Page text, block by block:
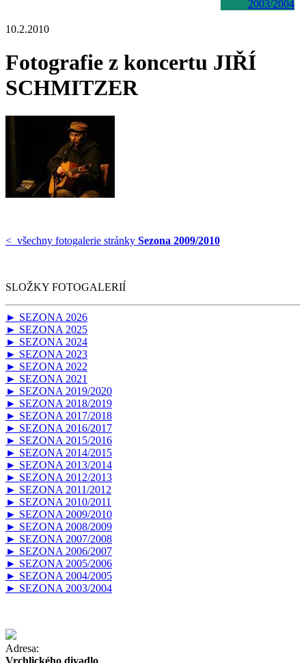
2003/2004
10.2.2010
Fotografie z koncertu JIŘÍ
SCHMITZER
< všechny fotogalerie stránky Sezona 2009/2010
SLOŽKY FOTOGALERIÍ
► SEZONA 2026
► SEZONA 2025
► SEZONA 2024
► SEZONA 2023
► SEZONA 2022
► SEZONA 2021
► SEZONA 2019/2020
► SEZONA 2018/2019
► SEZONA 2017/2018
► SEZONA 2016/2017
► SEZONA 2015/2016
► SEZONA 2014/2015
► SEZONA 2013/2014
► SEZONA 2012/2013
► SEZONA 2011/2012
► SEZONA 2010/2011
► SEZONA 2009/2010
► SEZONA 2008/2009
► SEZONA 2007/2008
► SEZONA 2006/2007
► SEZONA 2005/2006
► SEZONA 2004/2005
► SEZONA 2003/2004
Adresa:
Vrchlického divadlo